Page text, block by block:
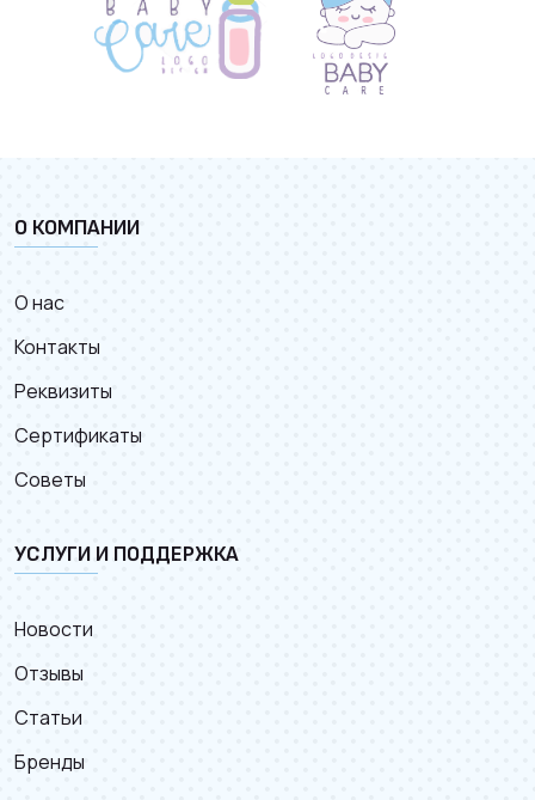
О КОМПАНИИ
О нас
Контакты
Реквизиты
Сертификаты
Советы
УСЛУГИ И ПОДДЕРЖКА
Новости
Отзывы
Статьи
Бренды